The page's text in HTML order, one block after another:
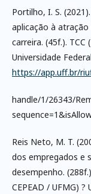
Portilho, I. S.
aplicação à
carreira. (45f.).
Universidade
https://app.uff.br/
handle/1/26343/
Reis Neto, M. T.
dos empregados e
desempenho.
CEPEAD / UFMG)